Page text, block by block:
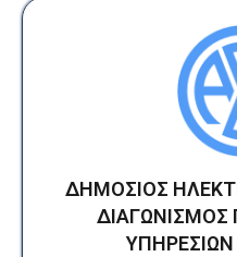
ΔΗΜΟΣΙΟΣ
ΔΙΑΓΩΝΙΣΜΟΣ